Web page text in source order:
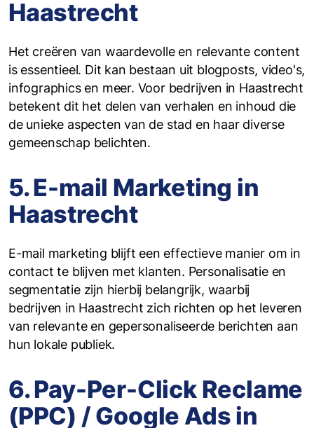
Haastrecht
Het creëren van waardevolle en relevante content
is essentieel. Dit kan bestaan uit blogposts, video's,
infographics en meer. Voor bedrijven in Haastrecht
betekent dit het delen van verhalen en inhoud die
de unieke aspecten van de stad en haar diverse
gemeenschap belichten.
5. E-mail Marketing in
Haastrecht
E-mail marketing blijft een effectieve manier om in
contact te blijven met klanten. Personalisatie en
segmentatie zijn hierbij belangrijk, waarbij
bedrijven in Haastrecht zich richten op het leveren
van relevante en gepersonaliseerde berichten aan
hun lokale publiek.
6. Pay-Per-Click Reclame
(PPC) / Google Ads in